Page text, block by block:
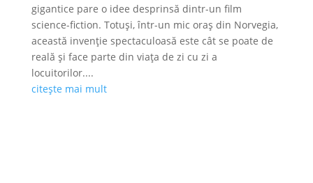
gigantice pare o idee desprinsă dintr-un film
science-fiction. Totuși, într-un mic oraș din Norvegia,
această invenție spectaculoasă este cât se poate de
reală și face parte din viața de zi cu zi a
locuitorilor....
citește mai mult